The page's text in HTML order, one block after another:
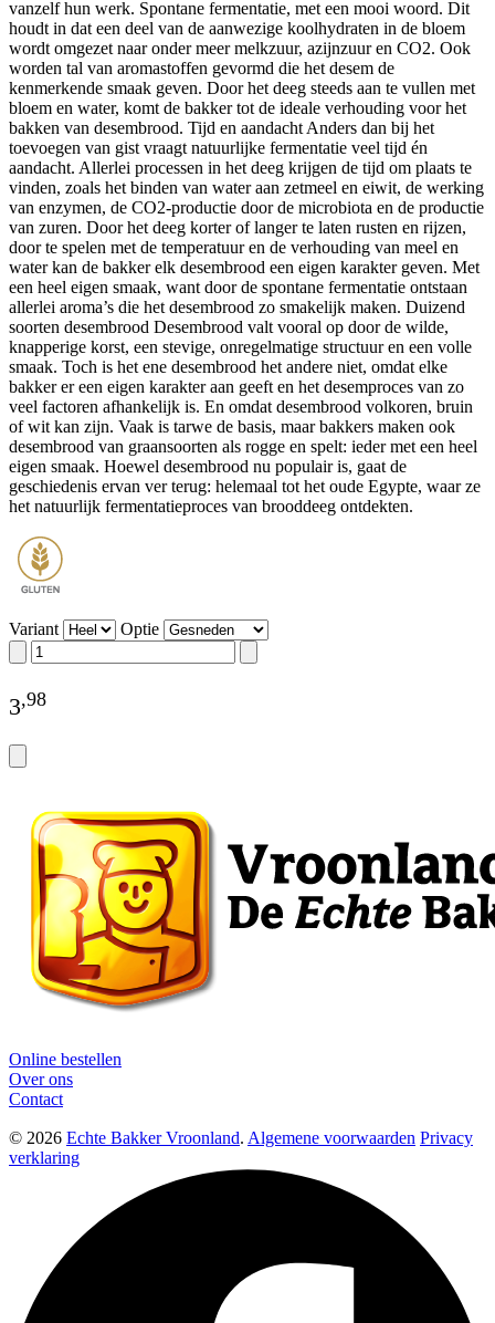
vanzelf hun werk. Spontane fermentatie, met een mooi woord. Dit
houdt in dat een deel van de aanwezige koolhydraten in de bloem
wordt omgezet naar onder meer melkzuur, azijnzuur en CO2. Ook
worden tal van aromastoffen gevormd die het desem de
kenmerkende smaak geven. Door het deeg steeds aan te vullen met
bloem en water, komt de bakker tot de ideale verhouding voor het
bakken van desembrood. Tijd en aandacht Anders dan bij het
toevoegen van gist vraagt natuurlijke fermentatie veel tijd én
aandacht. Allerlei processen in het deeg krijgen de tijd om plaats te
vinden, zoals het binden van water aan zetmeel en eiwit, de werking
van enzymen, de CO2-productie door de microbiota en de productie
van zuren. Door het deeg korter of langer te laten rusten en rijzen,
door te spelen met de temperatuur en de verhouding van meel en
water kan de bakker elk desembrood een eigen karakter geven. Met
een heel eigen smaak, want door de spontane fermentatie ontstaan
allerlei aroma’s die het desembrood zo smakelijk maken. Duizend
soorten desembrood Desembrood valt vooral op door de wilde,
knapperige korst, een stevige, onregelmatige structuur en een volle
smaak. Toch is het ene desembrood het andere niet, omdat elke
bakker er een eigen karakter aan geeft en het desemproces van zo
veel factoren afhankelijk is. En omdat desembrood volkoren, bruin
of wit kan zijn. Vaak is tarwe de basis, maar bakkers maken ook
desembrood van graansoorten als rogge en spelt: ieder met een heel
eigen smaak. Hoewel desembrood nu populair is, gaat de
geschiedenis ervan ver terug: helemaal tot het oude Egypte, waar ze
het natuurlijk fermentatieproces van brooddeeg ontdekten.
Variant Optie
3,98
Online bestellen
Over ons
Contact
© 2026 Echte Bakker Vroonland. Algemene voorwaarden Privacy
verklaring